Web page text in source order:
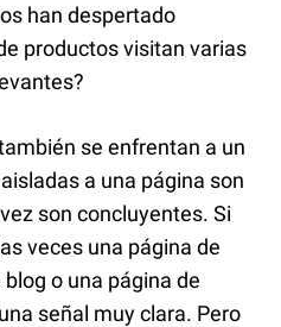
han despertado
productos visitan varias
se enfrentan a un
a una página son
son concluyentes. Si
veces una página de
o una página de
señal muy clara. Pero